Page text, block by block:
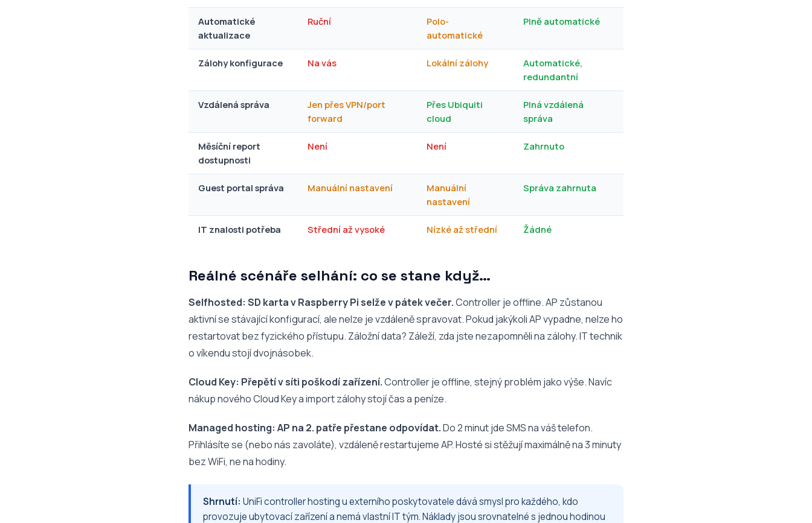
Automatické
aktualizace
Ruční
Polo-
automatické
Plně automatické
Zálohy konfigurace Na vás Lokální zálohy
Automatické,
redundantní
Vzdálená správa
Jen přes VPN/port
forward
Přes Ubiquiti
cloud
Plná vzdálená
správa
Měsíční report
dostupnosti
Není Není Zahrnuto
Guest portal správa Manuální nastavení
Manuální
nastavení
Správa zahrnuta
IT znalosti potřeba Střední až vysoké Nízké až střední Žádné
Reálné scénáře selhání: co se stane když…
Selfhosted: SD karta v Raspberry Pi selže v pátek večer.Controller je offline. AP zůstanou
aktivní se stávající konfigurací, ale nelze je vzdáleně spravovat. Pokud jakýkoli AP vypadne, nelze ho
restartovat bez fyzického přístupu. Záložní data? Záleží, zda jste nezapomněli na zálohy. IT technik
o víkendu stojí dvojnásobek.
Cloud Key: Přepětí v síti poškodí zařízení.Controller je offline, stejný problém jako výše. Navíc
nákup nového Cloud Key a import zálohy stojí čas a peníze.
Managed hosting: AP na 2. patře přestane odpovídat.Do 2 minut jde SMS na váš telefon.
Přihlásíte se (nebo nás zavoláte), vzdáleně restartujeme AP. Hosté si stěžují maximálně na 3 minuty
bez WiFi, ne na hodiny.
Shrnutí: UniFi controller hosting u externího poskytovatele dává smysl pro každého, kdo
provozuje ubytovací zařízení a nemá vlastní IT tým. Náklady jsou srovnatelné s jednou hodinou